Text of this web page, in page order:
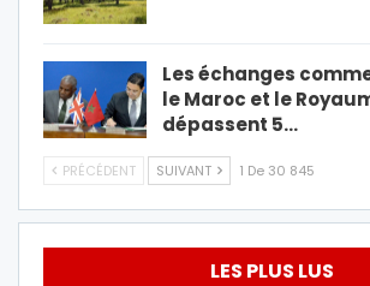
Les échanges
le Maroc et le
dépassent 5…
PRÉCÉDENT SUIVANT 1 De 30 845
LES PLUS LUS